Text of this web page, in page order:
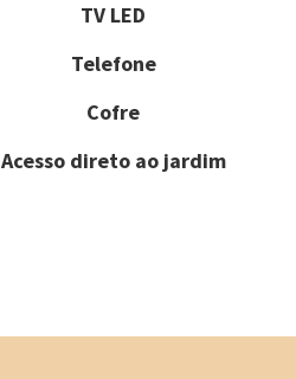
TV LED
Telefone
Cofre
Acesso direto ao jardim